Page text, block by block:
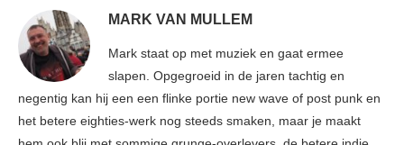
MARK VAN MULLEM
Mark staat op met muziek en gaat ermee
slapen. Opgegroeid in de jaren tachtig en
negentig kan hij een een flinke portie new wave of post punk en
het betere eighties-werk nog steeds smaken, maar je maakt